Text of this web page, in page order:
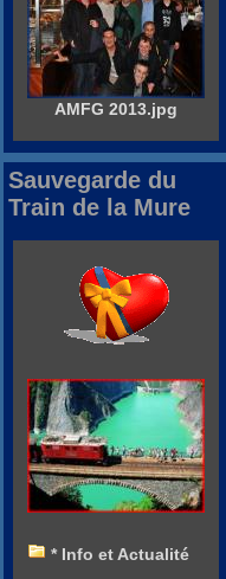
AMFG 2013.jpg
Sauvegarde du
Train de la Mure
* Info et Actualité